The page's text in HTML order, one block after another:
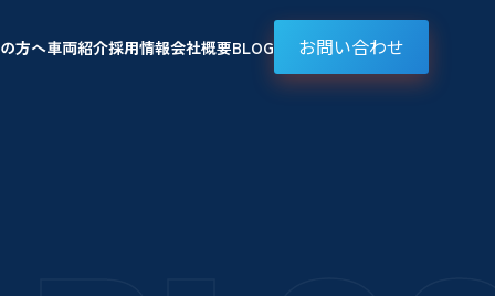
方へ車両紹介採用情報会社概要BLOG お問い合わせ